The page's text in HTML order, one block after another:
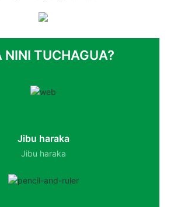
NINI TUCHAGUA?
Jibu haraka
Jibu haraka